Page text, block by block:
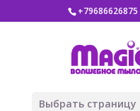
+79686626875
Выбрать страницу